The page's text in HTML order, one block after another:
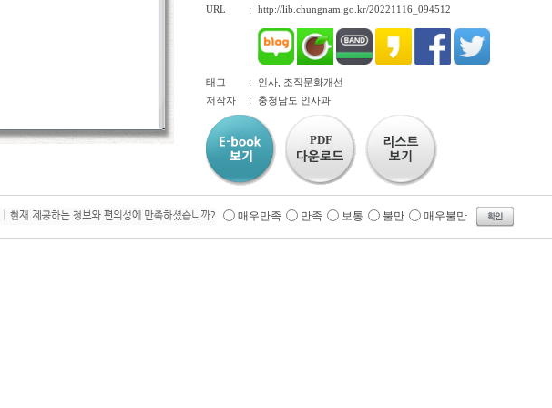
URL : http://lib.chungnam.go.kr/20221116_094512
태그 :
인사, 조직문화개선
저작자
: 충청남도 인사과
PDF
매우만족 만족 보통 불만 매우불만